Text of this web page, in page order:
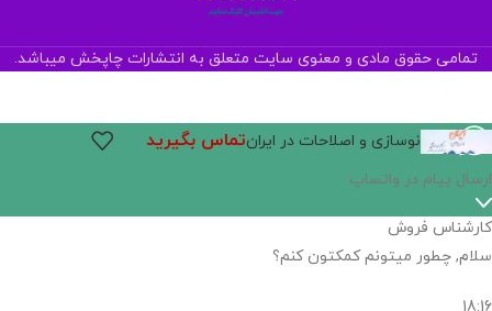
تمامی حقوق مادی و معنوی سایت متعلق به انتشارات چاپخش میباشد.
نوسازی و اصلاحات در ایرانتماس بگیرید
اگر
نیست,